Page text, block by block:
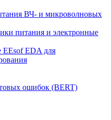
ВЧ- и микроволновых
питания и электронные
EEsof EDA для
ошибок (BERT)